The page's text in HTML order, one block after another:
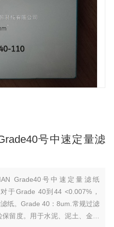
号中速定量滤
Grade40号中速定量滤纸
于Grade 40到44 <0.007%，
纸。Grade 40：8um.常规过滤
留度。用于水泥、泥土、金属